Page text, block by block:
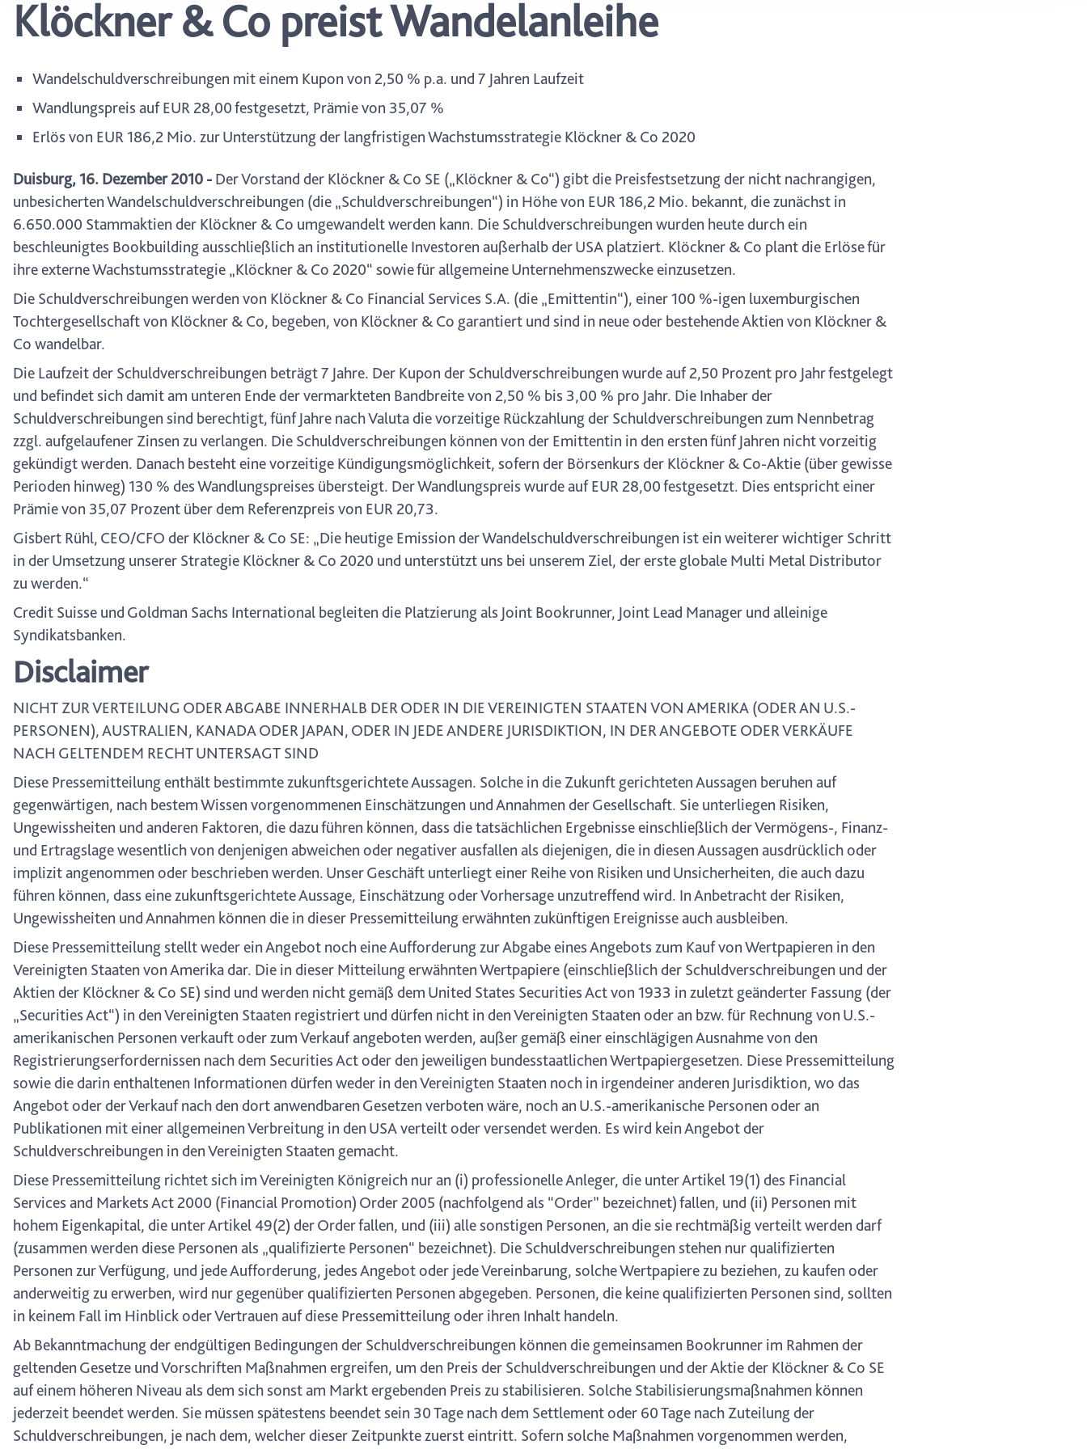
wählen, stehen Ihnen möglicherweise einige Funktionen der Website nicht mehr zur Verfügung. Sie
können Ihre Einwilligung jederzeit mit Wirkung für die Zukunft in unserer Datenschutzerklärung oder
durch Anklicken des Datenschutz-Symbols am Ende der Seite widerrufen.
Klöckner & Co preist Wandelanleihe
Wandelschuldverschreibungen mit einem Kupon von 2,50 % p.a. und 7 Jahren Laufzeit
Wandlungspreis auf EUR 28,00 festgesetzt, Prämie von 35,07 %
Erlös von EUR 186,2 Mio. zur Unterstützung der langfristigen Wachstumsstrategie Klöckner & Co 2020
Duisburg, 16. Dezember 2010 - Der Vorstand der Klöckner & Co SE („Klöckner & Co“) gibt die Preisfestsetzung der nicht nachrangigen,
unbesicherten Wandelschuldverschreibungen (die „Schuldverschreibungen“) in Höhe von EUR 186,2 Mio. bekannt, die zunächst in
6.650.000 Stammaktien der Klöckner & Co umgewandelt werden kann. Die Schuldverschreibungen wurden heute durch ein
beschleunigtes Bookbuilding ausschließlich an institutionelle Investoren außerhalb der USA platziert. Klöckner & Co plant die Erlöse für
ihre externe Wachstumsstrategie „Klöckner & Co 2020“ sowie für allgemeine Unternehmenszwecke einzusetzen.
Die Schuldverschreibungen werden von Klöckner & Co Financial Services S.A. (die „Emittentin“), einer 100 %-igen luxemburgischen
Tochtergesellschaft von Klöckner & Co, begeben, von Klöckner & Co garantiert und sind in neue oder bestehende Aktien von Klöckner &
Co wandelbar.
Die Laufzeit der Schuldverschreibungen beträgt 7 Jahre. Der Kupon der Schuldverschreibungen wurde auf 2,50 Prozent pro Jahr festgelegt
und befindet sich damit am unteren Ende der vermarkteten Bandbreite von 2,50 % bis 3,00 % pro Jahr. Die Inhaber der
Schuldverschreibungen sind berechtigt, fünf Jahre nach Valuta die vorzeitige Rückzahlung der Schuldverschreibungen zum Nennbetrag
zzgl. aufgelaufener Zinsen zu verlangen. Die Schuldverschreibungen können von der Emittentin in den ersten fünf Jahren nicht vorzeitig
gekündigt werden. Danach besteht eine vorzeitige Kündigungsmöglichkeit, sofern der Börsenkurs der Klöckner & Co-Aktie (über gewisse
Perioden hinweg) 130 % des Wandlungspreises übersteigt. Der Wandlungspreis wurde auf EUR 28,00 festgesetzt. Dies entspricht einer
Prämie von 35,07 Prozent über dem Referenzpreis von EUR 20,73.
Gisbert Rühl, CEO/CFO der Klöckner & Co SE: „Die heutige Emission der Wandelschuldverschreibungen ist ein weiterer wichtiger Schritt
in der Umsetzung unserer Strategie Klöckner & Co 2020 und unterstützt uns bei unserem Ziel, der erste globale Multi Metal Distributor
zu werden.“
Credit Suisse und Goldman Sachs International begleiten die Platzierung als Joint Bookrunner, Joint Lead Manager und alleinige
Syndikatsbanken.
Disclaimer
NICHT ZUR VERTEILUNG ODER ABGABE INNERHALB DER ODER IN DIE VEREINIGTEN STAATEN VON AMERIKA (ODER AN U.S.-
PERSONEN), AUSTRALIEN, KANADA ODER JAPAN, ODER IN JEDE ANDERE JURISDIKTION, IN DER ANGEBOTE ODER VERKÄUFE
NACH GELTENDEM RECHT UNTERSAGT SIND
Diese Pressemitteilung enthält bestimmte zukunftsgerichtete Aussagen. Solche in die Zukunft gerichteten Aussagen beruhen auf
gegenwärtigen, nach bestem Wissen vorgenommenen Einschätzungen und Annahmen der Gesellschaft. Sie unterliegen Risiken,
Ungewissheiten und anderen Faktoren, die dazu führen können, dass die tatsächlichen Ergebnisse einschließlich der Vermögens-, Finanz-
und Ertragslage wesentlich von denjenigen abweichen oder negativer ausfallen als diejenigen, die in diesen Aussagen ausdrücklich oder
implizit angenommen oder beschrieben werden. Unser Geschäft unterliegt einer Reihe von Risiken und Unsicherheiten, die auch dazu
führen können, dass eine zukunftsgerichtete Aussage, Einschätzung oder Vorhersage unzutreffend wird. In Anbetracht der Risiken,
Ungewissheiten und Annahmen können die in dieser Pressemitteilung erwähnten zukünftigen Ereignisse auch ausbleiben.
Diese Pressemitteilung stellt weder ein Angebot noch eine Aufforderung zur Abgabe eines Angebots zum Kauf von Wertpapieren in den
Vereinigten Staaten von Amerika dar. Die in dieser Mitteilung erwähnten Wertpapiere (einschließlich der Schuldverschreibungen und der
Aktien der Klöckner & Co SE) sind und werden nicht gemäß dem United States Securities Act von 1933 in zuletzt geänderter Fassung (der
„Securities Act“) in den Vereinigten Staaten registriert und dürfen nicht in den Vereinigten Staaten oder an bzw. für Rechnung von U.S.-
amerikanischen Personen verkauft oder zum Verkauf angeboten werden, außer gemäß einer einschlägigen Ausnahme von den
Registrierungserfordernissen nach dem Securities Act oder den jeweiligen bundesstaatlichen Wertpapiergesetzen. Diese Pressemitteilung
sowie die darin enthaltenen Informationen dürfen weder in den Vereinigten Staaten noch in irgendeiner anderen Jurisdiktion, wo das
Angebot oder der Verkauf nach den dort anwendbaren Gesetzen verboten wäre, noch an U.S.-amerikanische Personen oder an
Publikationen mit einer allgemeinen Verbreitung in den USA verteilt oder versendet werden. Es wird kein Angebot der
Schuldverschreibungen in den Vereinigten Staaten gemacht.
Diese Pressemitteilung richtet sich im Vereinigten Königreich nur an (i) professionelle Anleger, die unter Artikel 19(1) des Financial
Services and Markets Act 2000 (Financial Promotion) Order 2005 (nachfolgend als “Order” bezeichnet) fallen, und (ii) Personen mit
hohem Eigenkapital, die unter Artikel 49(2) der Order fallen, und (iii) alle sonstigen Personen, an die sie rechtmäßig verteilt werden darf
(zusammen werden diese Personen als „qualifizierte Personen“ bezeichnet). Die Schuldverschreibungen stehen nur qualifizierten
Personen zur Verfügung, und jede Aufforderung, jedes Angebot oder jede Vereinbarung, solche Wertpapiere zu beziehen, zu kaufen oder
anderweitig zu erwerben, wird nur gegenüber qualifizierten Personen abgegeben. Personen, die keine qualifizierten Personen sind, sollten
in keinem Fall im Hinblick oder Vertrauen auf diese Pressemitteilung oder ihren Inhalt handeln.
Ab Bekanntmachung der endgültigen Bedingungen der Schuldverschreibungen können die gemeinsamen Bookrunner im Rahmen der
geltenden Gesetze und Vorschriften Maßnahmen ergreifen, um den Preis der Schuldverschreibungen und der Aktie der Klöckner & Co SE
auf einem höheren Niveau als dem sich sonst am Markt ergebenden Preis zu stabilisieren. Solche Stabilisierungsmaßnahmen können
jederzeit beendet werden. Sie müssen spätestens beendet sein 30 Tage nach dem Settlement oder 60 Tage nach Zuteilung der
Schuldverschreibungen, je nach dem, welcher dieser Zeitpunkte zuerst eintritt. Sofern solche Maßnahmen vorgenommen werden,